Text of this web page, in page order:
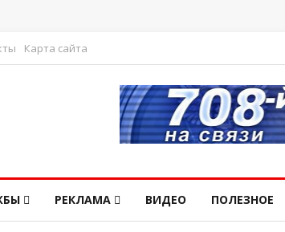
Карта сайта
РЕКЛАМА ВИДЕО ПОЛЕЗНОЕ